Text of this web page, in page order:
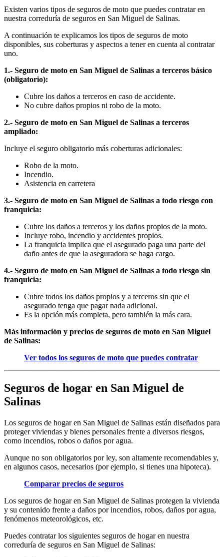
Existen varios tipos de seguros de moto que puedes contratar en
nuestra correduría de seguros en San Miguel de Salinas.
A continuación te explicamos los tipos de seguros de moto
disponibles, sus coberturas y aspectos a tener en cuenta al contratar
uno.
1.- Seguro de moto en San Miguel de Salinas a terceros básico
(obligatorio):
Cubre los daños a terceros en caso de accidente.
No cubre daños propios ni robo de la moto.
2.- Seguro de moto en San Miguel de Salinas a terceros
ampliado:
Incluye el seguro obligatorio más coberturas adicionales:
Robo de la moto.
Incendio.
Asistencia en carretera
3.- Seguro de moto en San Miguel de Salinas a todo riesgo con
franquicia:
Cubre los daños a terceros y los daños propios de la moto.
Incluye robo, incendio y accidentes propios.
La franquicia implica que el asegurado paga una parte del
daño antes de que la aseguradora se haga cargo.
4.- Seguro de moto en San Miguel de Salinas a todo riesgo sin
franquicia:
Cubre todos los daños propios y a terceros sin que el
asegurado tenga que pagar nada adicional.
Es la opción más completa, pero también la más cara.
Más información y precios de seguros de moto en San Miguel
de Salinas:
Ver todos los seguros de moto que puedes contratar
Seguros de hogar en San Miguel de
Salinas
Los seguros de hogar en San Miguel de Salinas están diseñados para
proteger viviendas y bienes personales frente a diversos riesgos,
como incendios, robos o daños por agua.
Aunque no son obligatorios por ley, son altamente recomendables y,
en algunos casos, necesarios (por ejemplo, si tienes una hipoteca).
Comparar precios de seguros
Los seguros de hogar en San Miguel de Salinas protegen la vivienda
y su contenido frente a daños por incendios, robos, daños por agua,
fenómenos meteorológicos, etc.
Puedes contratar los siguientes seguros de hogar en nuestra
correduría de seguros en San Miguel de Salinas: